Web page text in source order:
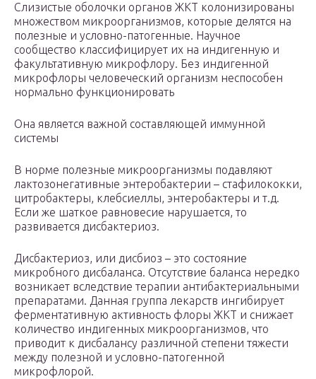
Слизистые оболочки органов ЖКТ колонизированы
множеством микроорганизмов, которые делятся на
полезные и условно-патогенные. Научное
сообщество классифицирует их на индигенную и
факультативную микрофлору. Без индигенной
микрофлоры человеческий организм неспособен
нормально функционировать
Она является важной составляющей иммунной
системы
В норме полезные микроорганизмы подавляют
лактозонегативные энтеробактерии – стафилококки,
цитробактеры, клебсиеллы, энтеробактеры и т.д.
Если же шаткое равновесие нарушается, то
развивается дисбактериоз.
Дисбактериоз, или дисбиоз – это состояние
микробного дисбаланса. Отсутствие баланса нередко
возникает вследствие терапии антибактериальными
препаратами. Данная группа лекарств ингибирует
ферментативную активность флоры ЖКТ и снижает
количество индигенных микроорганизмов, что
приводит к дисбалансу различной степени тяжести
между полезной и условно-патогенной
микрофлорой.